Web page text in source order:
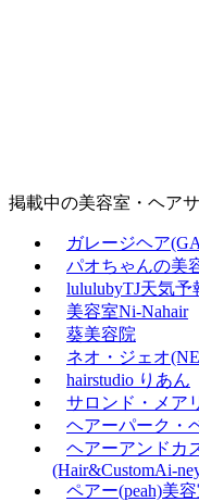
掲載中の美容室・ヘア
ガレージヘア
パオちゃんの美
lululubyTJ天気予
美容室Ni‐Nahair
葵美容院
ネオ・ジェオ
hairstudio りあん
サロンド・メア
ヘアーパーク・
ヘアーアンドカ
ペアー(peah)美